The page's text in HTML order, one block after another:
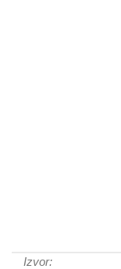
Izvor: